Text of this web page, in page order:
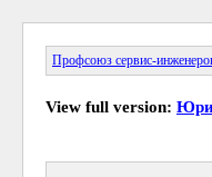
Профсоюз сервис-
View full version: